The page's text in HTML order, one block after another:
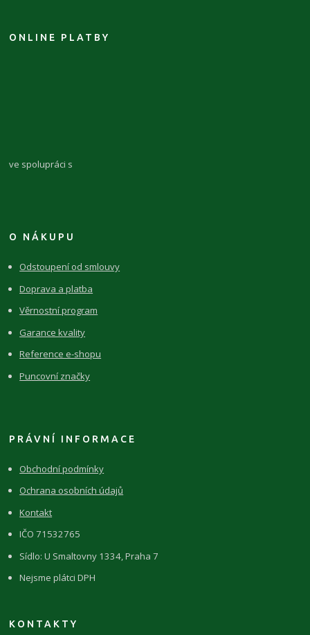
ONLINE PLATBY
ve spolupráci s
O NÁKUPU
Odstoupení od smlouvy
Doprava a platba
Věrnostní program
Garance kvality
Reference e-shopu
Puncovní značky
PRÁVNÍ INFORMACE
Obchodní podmínky
Ochrana osobních údajů
Kontakt
IČO 71532765
Sídlo: U Smaltovny 1334, Praha 7
Nejsme plátci DPH
KONTAKTY